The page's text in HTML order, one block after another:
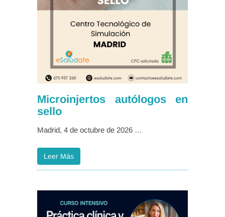
Microinjertos autólogos en
sello
Madrid, 4 de octubre de 2026 …
Leer Más